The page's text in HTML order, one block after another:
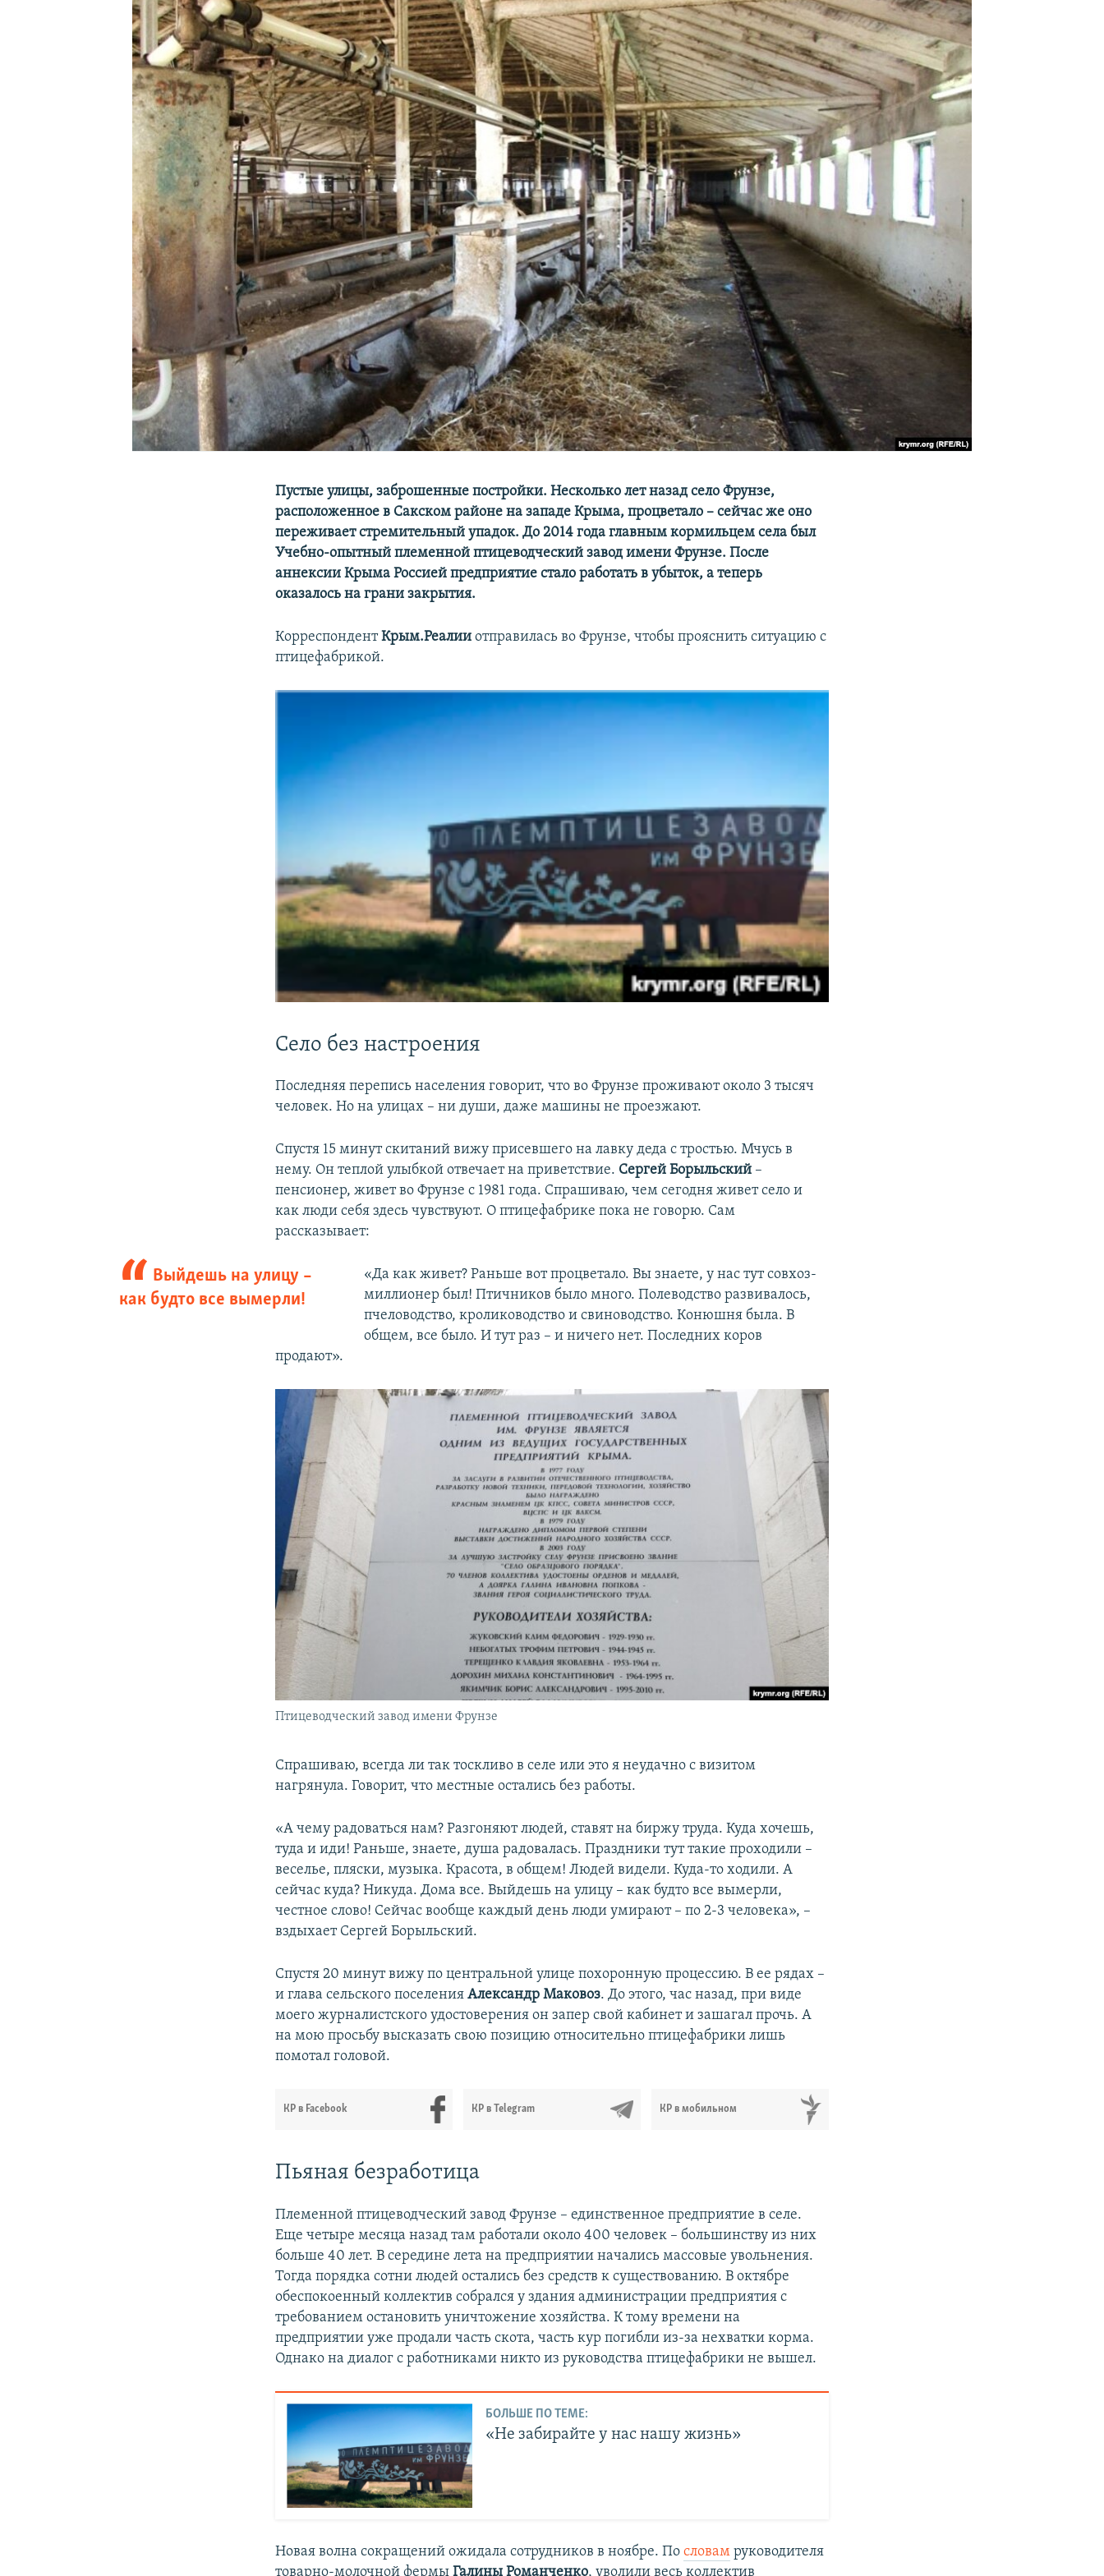
КРЫМ.НЕПОКОРЕННЫЙ
УКРАИНСКАЯ ПРОБЛЕМА КРЫМА
Пустые улицы, заброшенные постройки. Несколько лет назад село Фрунзе,
расположенное в Сакском районе на западе Крыма, процветало – сейчас же оно
переживает стремительный упадок​. До 2014 года главным кормильцем села был
Учебно-опытный племенной птицеводческий завод имени Фрунзе. После
аннексии Крыма Россией предприятие стало работать в убыток, а теперь
оказалось на грани закрытия.
КорреспондентКрым.Реалии отправилась во Фрунзе, чтобы прояснить ситуацию с
птицефабрикой.
Село без настроения
Последняя перепись населения говорит, что во Фрунзе проживают около 3 тысяч
человек. Но на улицах – ни души, даже машины не проезжают.
Спустя 15 минут скитаний вижу присевшего на лавку деда с тростью. Мчусь в
нему. Он теплой улыбкой отвечает на приветствие. Сергей Борыльский –
пенсионер, живет во Фрунзе с 1981 года. Спрашиваю, чем сегодня живет село и
как люди себя здесь чувствуют. О птицефабрике пока не говорю. Сам
рассказывает:
Выйдешь на улицу –
как будто все вымерли!
«Да как живет? Раньше вот процветало. Вы знаете, у нас тут совхоз-
миллионер был! Птичников было много. Полеводство развивалось,
пчеловодство, кролиководство и свиноводство. Конюшня была. В
общем, все было. И тут раз – и ничего нет. Последних коров
продают».
Птицеводческий завод имени Фрунзе
Спрашиваю, всегда ли так тоскливо в селе или это я неудачно с визитом
нагрянула. Говорит, что местные остались без работы.
«А чему радоваться нам? Разгоняют людей, ставят на биржу труда. Куда хочешь,
туда и иди! Раньше, знаете, душа радовалась. Праздники тут такие проходили –
веселье, пляски, музыка. Красота, в общем! Людей видели. Куда-то ходили. А
сейчас куда? Никуда. Дома все. Выйдешь на улицу – как будто все вымерли,
честное слово! Сейчас вообще каждый день люди умирают – по 2-3 человека», –
вздыхает Сергей Борыльский.
Спустя 20 минут вижу по центральной улице похоронную процессию. В ее рядах –
и глава сельского поселенияАлександр Маковоз. До этого, час назад, при виде
моего журналистского удостоверения он запер свой кабинет и зашагал прочь. А
на мою просьбу высказать свою позицию относительно птицефабрики лишь
помотал головой.
КР в Facebook КР в Telegram КР в мобильном
Пьяная безработица
Племенной птицеводческий завод Фрунзе – единственное предприятие в селе.
Еще четыре месяца назад там работали около 400 человек – большинству из них
больше 40 лет. В середине лета на предприятии начались массовые увольнения.
Тогда порядка сотни людей остались без средств к существованию. В октябре
обеспокоенный коллектив собрался у здания администрации предприятия с
требованием остановить уничтожение хозяйства. К тому времени на
предприятии уже продали часть скота, часть кур погибли из-за нехватки корма.
Однако на диалог с работниками никто из руководства птицефабрики не вышел.
БОЛЬШЕ ПО ТЕМЕ:
«Не забирайте у нас нашу жизнь»
Новая волна сокращений ожидала сотрудников в ноябре. Пословам руководителя
товарно-молочной фермыГалины Романченко, уволили весь коллектив